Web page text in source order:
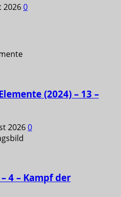
20260
(2024) – 13 –
20260
4 – Kampf der